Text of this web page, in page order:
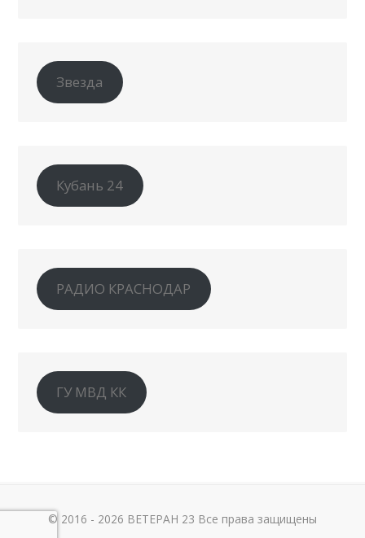
Звезда
Кубань 24
РАДИО КРАСНОДАР
ГУ МВД КК
© 2016 - 2026 ВЕТЕРАН 23 Все права защищены